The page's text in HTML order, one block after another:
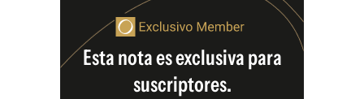
Esta nota es exclusiva para
suscriptores.